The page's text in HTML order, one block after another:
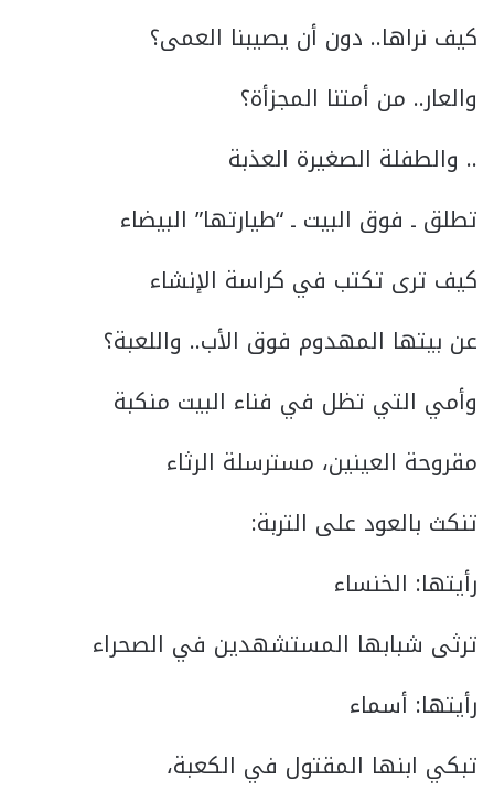
كيف نراها.. دون أن يصيبنا العمى؟
والعار.. من أمتنا المجزأة؟
.. والطفلة الصغيرة العذبة
تطلق ـ فوق البيت ـ “طيارتها” البيضاء
كيف ترى تكتب في كراسة الإنشاء
عن بيتها المهدوم فوق الأب.. واللعبة؟
وأمي التي تظل في فناء البيت منكبة
مقروحة العينين، مسترسلة الرثاء
تنكث بالعود على التربة:
رأيتها: الخنساء
ترثى شبابها المستشهدين في الصحراء
رأيتها: أسماء
تبكي ابنها المقتول في الكعبة،